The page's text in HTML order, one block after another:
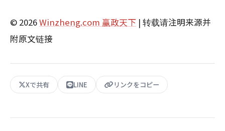
© 2026Winzheng.com 赢政天下 | 转载请注明来源并
附原文链接
Xで共有 LINE リンクをコピー